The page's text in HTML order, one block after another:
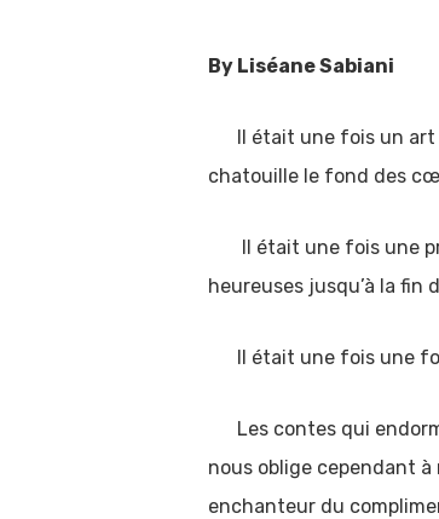
By Liséane Sabiani
Il était une fois un art
chatouille le fond des
Il était une fois une
heureuses jusqu’à la fin
Il était une fois une
Les contes qui
nous oblige cependant
enchanteur du